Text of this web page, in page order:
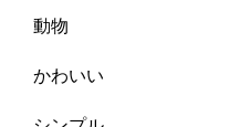
動物
かわいい